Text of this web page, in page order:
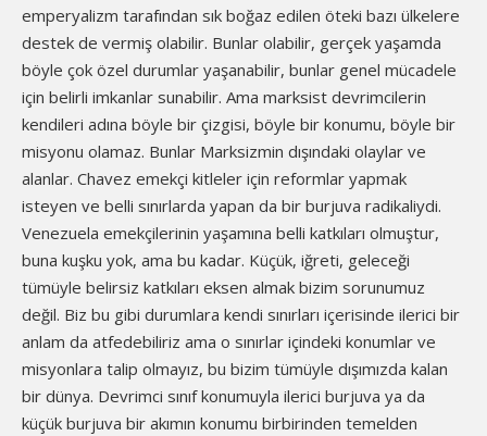
emperyalizm tarafından sık boğaz edilen öteki bazı ülkelere
destek de vermiş olabilir. Bunlar olabilir, gerçek yaşamda
böyle çok özel durumlar yaşanabilir, bunlar genel mücadele
için belirli imkanlar sunabilir. Ama marksist devrimcilerin
kendileri adına böyle bir çizgisi, böyle bir konumu, böyle bir
misyonu olamaz. Bunlar Marksizmin dışındaki olaylar ve
alanlar. Chavez emekçi kitleler için reformlar yapmak
isteyen ve belli sınırlarda yapan da bir burjuva radikaliydi.
Venezuela emekçilerinin yaşamına belli katkıları olmuştur,
buna kuşku yok, ama bu kadar. Küçük, iğreti, geleceği
tümüyle belirsiz katkıları eksen almak bizim sorunumuz
değil. Biz bu gibi durumlara kendi sınırları içerisinde ilerici bir
anlam da atfedebiliriz ama o sınırlar içindeki konumlar ve
misyonlara talip olmayız, bu bizim tümüyle dışımızda kalan
bir dünya. Devrimci sınıf konumuyla ilerici burjuva ya da
küçük burjuva bir akımın konumu birbirinden temelden